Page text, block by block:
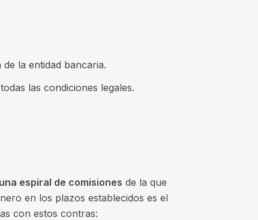
la entidad bancaria.
las condiciones legales.
una espiral de comisiones de la que
en los plazos establecidos es el
con estos contras: